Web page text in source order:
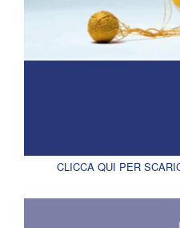
CLICCA QUI PER